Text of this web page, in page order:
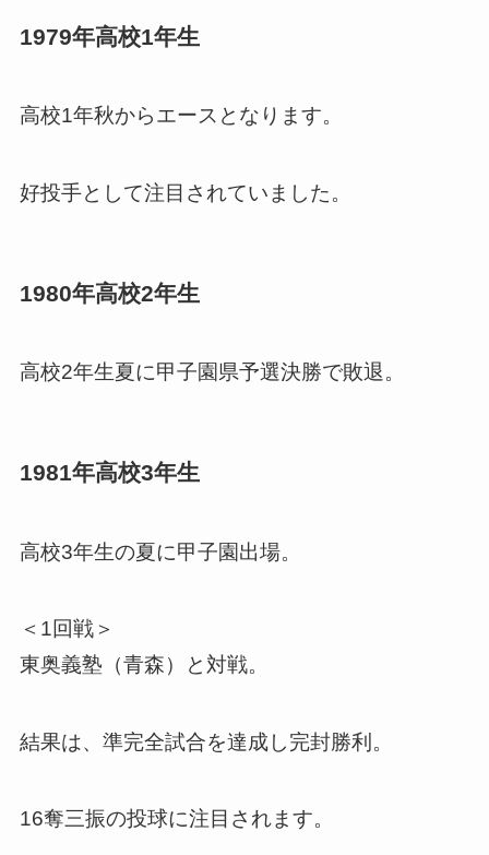
1979年高校1年生
高校1年秋からエースとなります。
好投手として注目されていました。
1980年高校2年生
高校2年生夏に甲子園県予選決勝で敗退。
1981年高校3年生
高校3年生の夏に甲子園出場。
＜1回戦＞
東奥義塾（青森）と対戦。
結果は、準完全試合を達成し完封勝利。
16奪三振の投球に注目されます。